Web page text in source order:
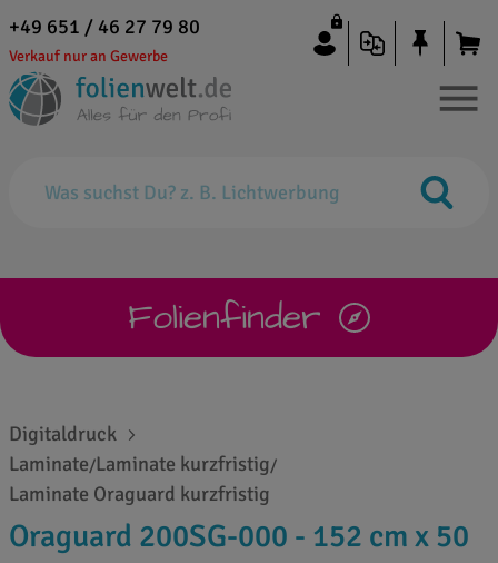
+49 651 / 46 27 79 80
Verkauf nur an Gewerbe
Folienfinder
Digitaldruck
Laminate/Laminate kurzfristig/
Laminate Oraguard kurzfristig
Oraguard 200SG-000 - 152 cm x 50